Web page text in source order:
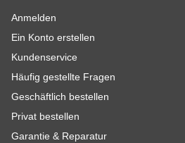
Anmelden
Ein Konto erstellen
Kundenservice
Häufig gestellte Fragen
Geschäftlich bestellen
Privat bestellen
Garantie & Reparatur